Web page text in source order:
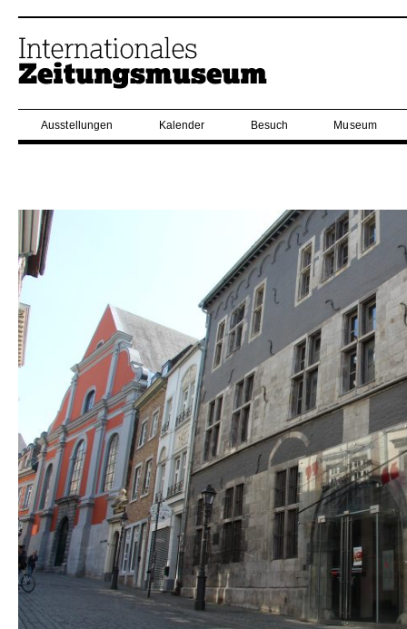
Ausstellungen Kalender Besuch Museum